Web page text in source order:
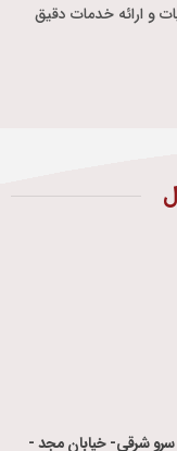
و ارائه خدمات دقیق
سرو شرقی- خیابان مجد -